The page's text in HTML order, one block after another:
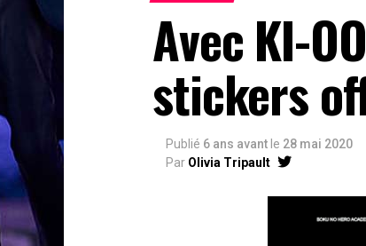
Avec KI-
stickers
Publié 6 ans avant le 28 mai 2020
Par Olivia Tripault